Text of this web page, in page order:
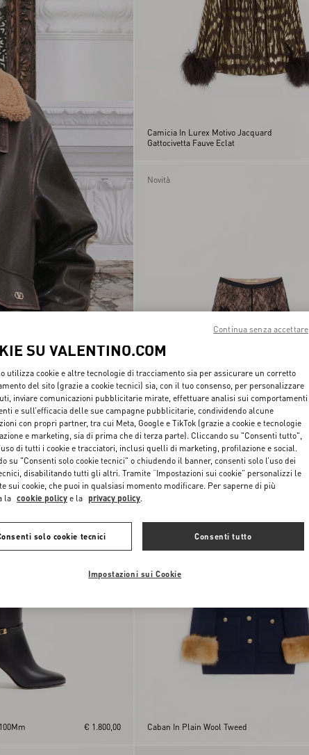
Camicia In Lurex Motivo Jacquard
Gattocivetta Fauve Eclat
Novità
Culotte In Pizzo
€ 1.800,00
Novità
Caban In Plain Wool Tweed
SU VALENTINO.COM
utilizza cookie e altre tecnologie di tracciamento sia per assicurare un corretto
del sito (grazie a cookie tecnici) sia, con il tuo consenso, per personalizzare
inviare comunicazioni pubblicitarie mirate, effettuare analisi sui comportamenti
e sull’efficacia delle sue campagne pubblicitarie, condividendo alcune
con propri partner, tra cui Meta, Google e TikTok (grazie a cookie e tecnologie
e marketing, sia di prima che di terza parte). Cliccando su "Consenti tutto",
di tutti i cookie e tracciatori, inclusi quelli di marketing, profilazione e social.
su "Consenti solo cookie tecnici" o chiudendo il banner, consenti solo l’uso dei
disabilitando tutti gli altri. Tramite “Impostazioni sui cookie” personalizzi le
sui cookie, che puoi in qualsiasi momento modificare. Per saperne di più
la cookie policy e la privacy policy.
solo cookie tecnici Consenti tutto
Impostazioni sui Cookie
Continua senza accettare